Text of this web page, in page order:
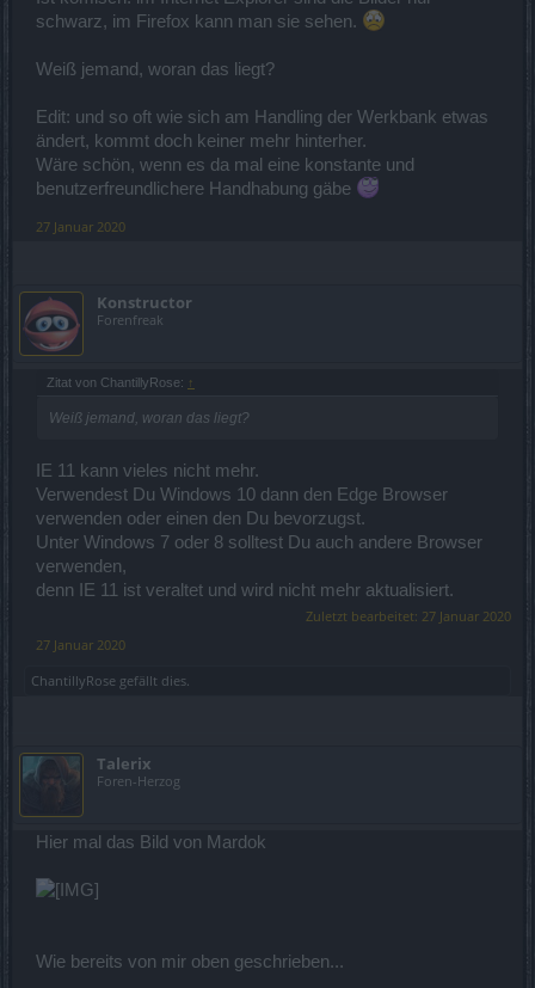
schwarz, im Firefox kann man sie sehen.
Weiß jemand, woran das liegt?
Edit: und so oft wie sich am Handling der Werkbank etwas
ändert, kommt doch keiner mehr hinterher.
Wäre schön, wenn es da mal eine konstante und
benutzerfreundlichere Handhabung gäbe
27 Januar 2020
Konstructor
Forenfreak
Zitat von ChantillyRose: ↑
Weiß jemand, woran das liegt?
IE 11 kann vieles nicht mehr.
Verwendest Du Windows 10 dann den Edge Browser
verwenden oder einen den Du bevorzugst.
Unter Windows 7 oder 8 solltest Du auch andere Browser
verwenden,
denn IE 11 ist veraltet und wird nicht mehr aktualisiert.
Zuletzt bearbeitet: 27 Januar 2020
27 Januar 2020
ChantillyRose gefällt dies.
Talerix
Foren-Herzog
Hier mal das Bild von Mardok
Wie bereits von mir oben geschrieben...